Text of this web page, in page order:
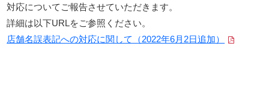
対応についてご報告させていただきます。
詳細は以下URLをご参照ください。
店舗名誤表記への対応に関して（2022年6月2日追加）